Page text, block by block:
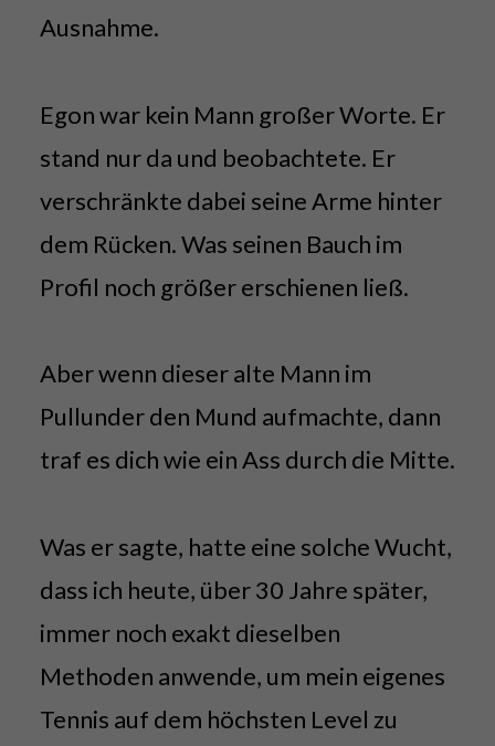
Ausnahme.
Egon war kein Mann großer Worte. Er
stand nur da und beobachtete. Er
verschränkte dabei seine Arme hinter
dem Rücken. Was seinen Bauch im
Profil noch größer erschienen ließ.
Aber wenn dieser alte Mann im
Pullunder den Mund aufmachte, dann
traf es dich wie ein Ass durch die Mitte.
Was er sagte, hatte eine solche Wucht,
dass ich heute, über 30 Jahre später,
immer noch exakt dieselben
Methoden anwende, um mein eigenes
Tennis auf dem höchsten Level zu